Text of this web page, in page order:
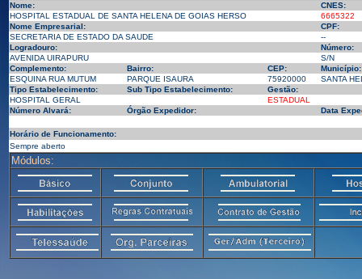
Nome:
CNES:
HOSPITAL ESTADUAL DE SANTA HELENA DE GOIAS HERSO
6665322
Nome Empresarial:
CPF:
SECRETARIA DE ESTADO DA SAUDE
--
Logradouro:
Número:
AVENIDA UIRAPURU
S/N
Complemento:
Bairro: CEP:
Município:
ESQUINA RUA MUTUM
PARQUE ISAURA 75920000
SANTA
Tipo Estabelecimento:
Sub Tipo Estabelecimento:
Gestão:
HOSPITAL GERAL
ESTADUAL
Número Alvará:
Órgão Expedidor: Data
Horário de Funcionamento:
Sempre aberto
Módulos: